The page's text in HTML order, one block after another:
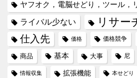
ヤフオク，電脳せどり，ツール，
ライバル少ない リサー
仕入先 価格 価格競争
商品 基本 大事 尼
情報収集 拡張機能 本せどり